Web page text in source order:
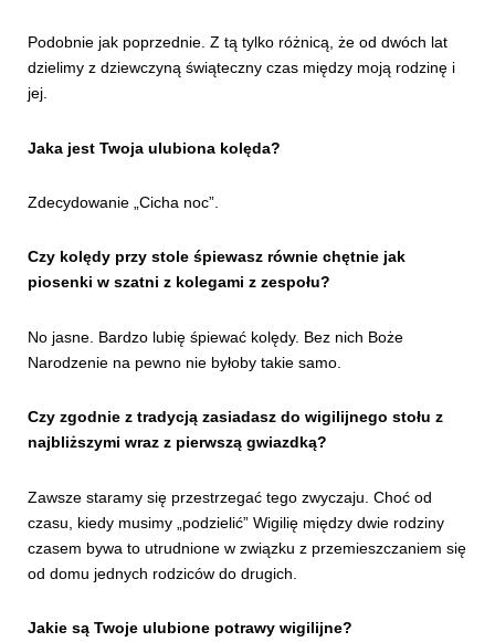
Podobnie jak poprzednie. Z tą tylko różnicą, że od dwóch lat
dzielimy z dziewczyną świąteczny czas między moją rodzinę i
jej.
Jaka jest Twoja ulubiona kolęda?
Zdecydowanie „Cicha noc”.
Czy kolędy przy stole śpiewasz równie chętnie jak
piosenki w szatni z kolegami z zespołu?
No jasne. Bardzo lubię śpiewać kolędy. Bez nich Boże
Narodzenie na pewno nie byłoby takie samo.
Czy zgodnie z tradycją zasiadasz do wigilijnego stołu z
najbliższymi wraz z pierwszą gwiazdką?
Zawsze staramy się przestrzegać tego zwyczaju. Choć od
czasu, kiedy musimy „podzielić” Wigilię między dwie rodziny
czasem bywa to utrudnione w związku z przemieszczaniem się
od domu jednych rodziców do drugich.
Jakie są Twoje ulubione potrawy wigilijne?